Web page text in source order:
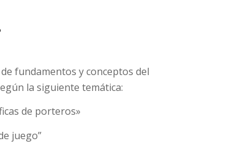
fundamentos y conceptos del
la siguiente temática:
de porteros»
juego”